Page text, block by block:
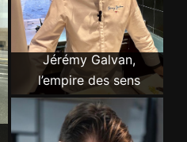
Jérémy Galvan,
l’empire des sens